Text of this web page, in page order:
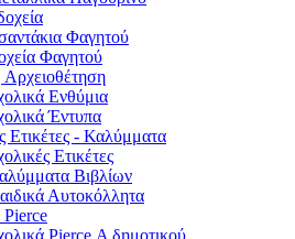
Φαγητού
Φαγητού
Aρχειοθέτηση
Ενθύμια
Έντυπα
Ετικέτες - Καλύμματα
Ετικέτες
Βιβλίων
Αυτοκόλλητα
Pierce